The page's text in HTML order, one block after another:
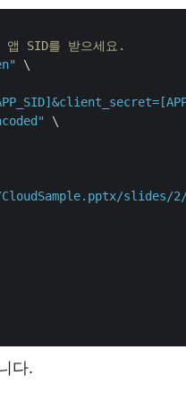
SID를 받으세요.
\
\
slides/
다.